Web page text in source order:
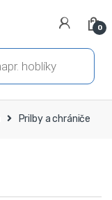
0
Prilby a chrániče